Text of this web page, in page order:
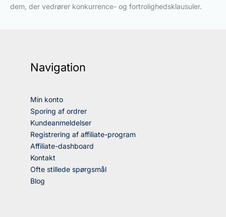
dem, der vedrører konkurrence- og fortrolighedsklausuler.
Navigation
Min konto
Sporing af ordrer
Kundeanmeldelser
Registrering af affiliate-program
Affiliate-dashboard
Kontakt
Ofte stillede spørgsmål
Blog